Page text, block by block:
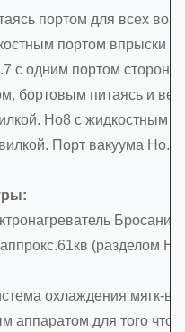
портом для всех
портом впрыски с
с одним портом стороны
бортовым питаясь и
Но8 с жидкостным
Порт вакуума
Бросани-
(разделом
охлаждения мягк-
аппаратом для того